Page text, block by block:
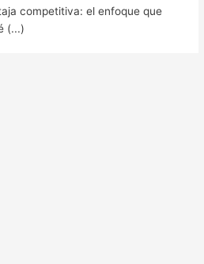
competitiva: el enfoque que
(...)